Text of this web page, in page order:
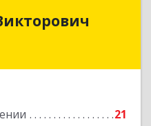
21
Викторович